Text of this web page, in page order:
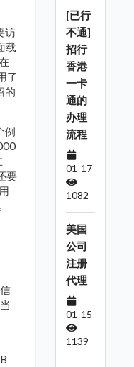
访
载
了
的
例
要
[已行
不通]
招行
香港
一卡
通的
办理
流程
01-17
1082
美国
公司
注册
代理
01-15
1139